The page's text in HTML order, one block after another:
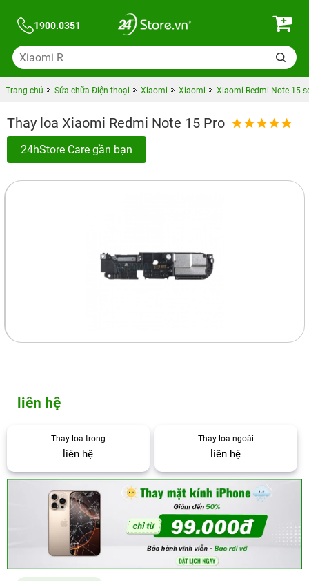
1900.0351
Trang chủ Sửa chữa Điện thoại Xiaomi Xiaomi Xiaomi Redmi Note 15
Thay loa Xiaomi Redmi Note 15 Pro
24hStore Care gần bạn
liên hệ
Thay loa trong
liên hệ
Thay loa ngoài
liên hệ